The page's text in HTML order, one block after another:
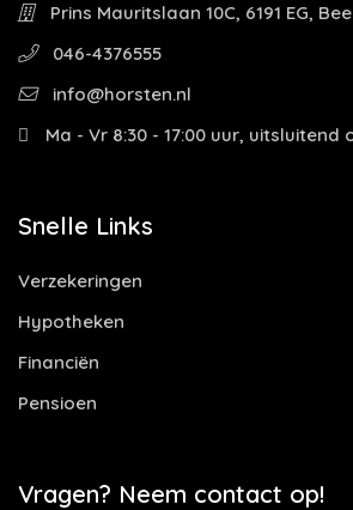
Prins Mauritslaan 10C, 6191 EG,
046-4376555
info@horsten.nl
Ma - Vr 8:30 - 17:00 uur, uitsluitend
Snelle Links
Verzekeringen
Hypotheken
Financiën
Pensioen
Vragen? Neem contact op!